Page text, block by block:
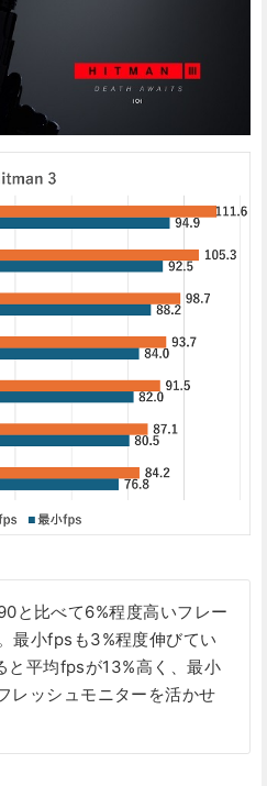
と比べて6%程度高いフレー
最小fpsも3%程度伸びてい
と平均fpsが13%高く、最小
レッシュモニターを活かせ